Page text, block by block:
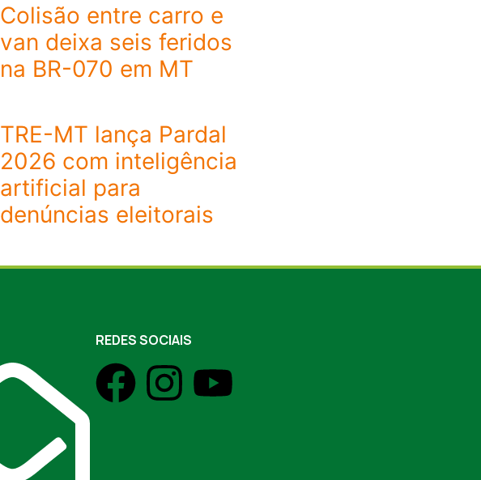
Colisão entre carro e
van deixa seis feridos
na BR-070 em MT
TRE-MT lança Pardal
2026 com inteligência
artificial para
denúncias eleitorais
REDES SOCIAIS